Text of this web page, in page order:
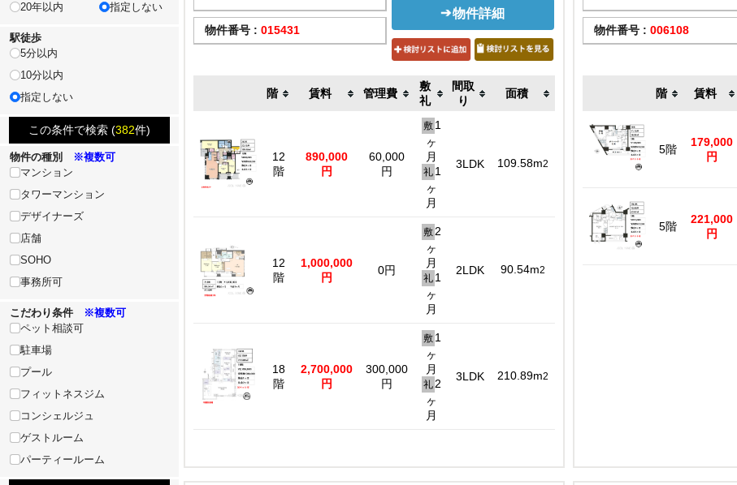
物件番号 : 015431
物件詳細
階 賃料 管理費
敷
礼
間取
り
面積
12
階
890,000
円
60,000
円
敷 1
ヶ
月
礼 1
ヶ
月
3LDK 109.58m2
12
階
1,000,000
円
0円
敷2
ヶ
月
礼 1
ヶ
月
2LDK 90.54m2
18
階
2,700,000
円
300,000
円
敷 1
ヶ
月
礼2
ヶ
月
3LDK 210.89m2
物件番号 : 006108
階 賃料
5階
179,000
円
5階
221,000
円
20年以内
指定しない
駅徒歩
5分以内
10分以内
指定しない
この条件で検索 (382件)
物件の種別
※複数可
マンション
タワーマンション
デザイナーズ
店舗
SOHO
事務所可
こだわり条件
※複数可
ペット相談可
駐車場
プール
フィットネスジム
コンシェルジュ
ゲストルーム
パーティールーム